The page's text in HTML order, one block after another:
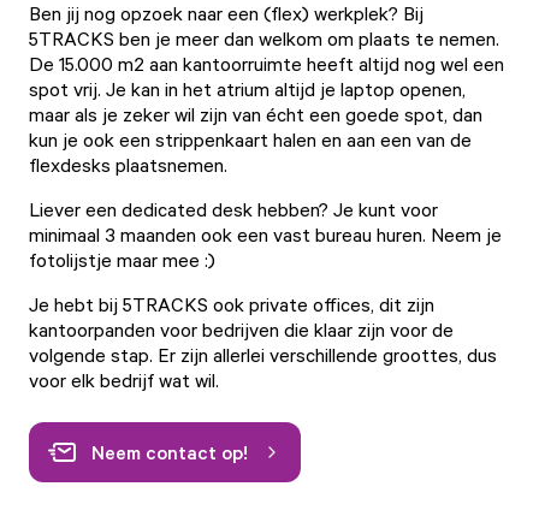
Ben jij nog opzoek naar een (flex) werkplek? Bij
5TRACKS ben je meer dan welkom om plaats te nemen.
De 15.000 m2 aan kantoorruimte heeft altijd nog wel een
spot vrij. Je kan in het atrium altijd je laptop openen,
maar als je zeker wil zijn van écht een goede spot, dan
kun je ook een strippenkaart halen en aan een van de
flexdesks plaatsnemen.
Liever een dedicated desk hebben? Je kunt voor
minimaal 3 maanden ook een vast bureau huren. Neem je
fotolijstje maar mee :)
Je hebt bij 5TRACKS ook private offices, dit zijn
kantoorpanden voor bedrijven die klaar zijn voor de
volgende stap. Er zijn allerlei verschillende groottes, dus
voor elk bedrijf wat wil.
Neem contact op!